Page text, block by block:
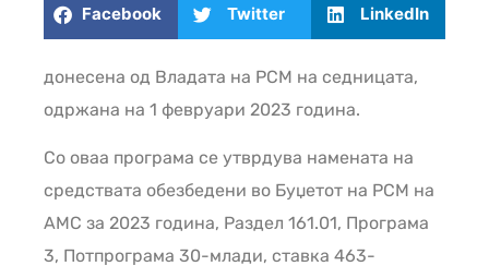
Facebook Twitter LinkedIn
донесена од Владата на РСМ на седницата,
одржана на 1 февруари 2023 година.
Со оваа програма се утврдува намената на
средствата обезбедени во Буџетот на РСМ на
АМС за 2023 година, Раздел 161.01, Програма
3, Потпрограма 30-млади, ставка 463-